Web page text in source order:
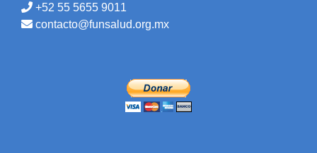
+52 55 5655 9011
contacto@funsalud.org.mx